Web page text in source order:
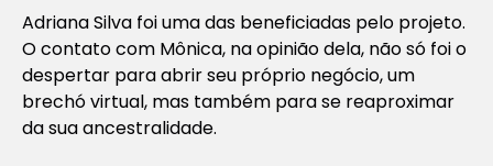
Adriana Silva foi uma das beneficiadas pelo projeto.
O contato com Mônica, na opinião dela, não só foi o
despertar para abrir seu próprio negócio, um
brechó virtual, mas também para se reaproximar
da sua ancestralidade.